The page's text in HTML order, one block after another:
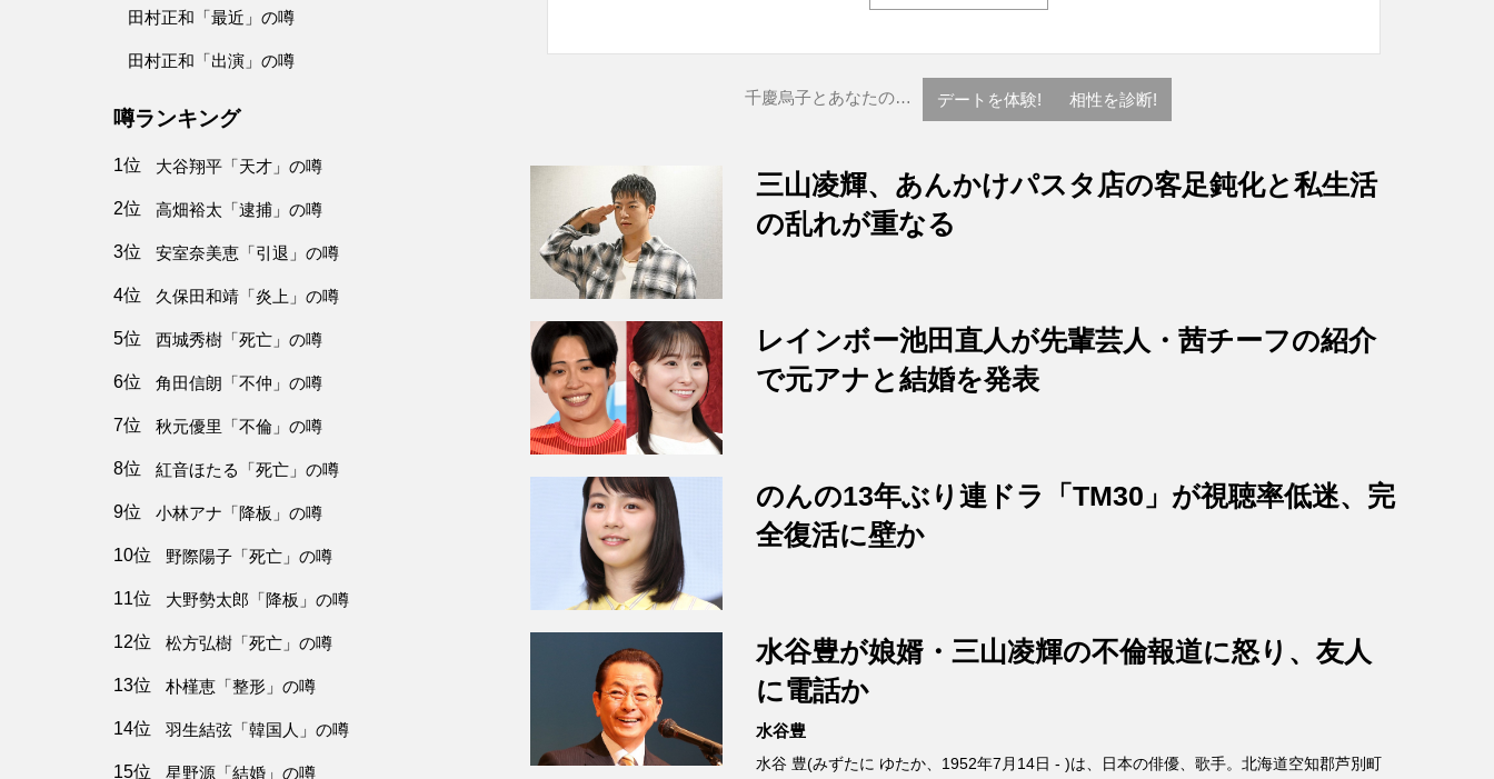
千慶烏子とあなたの… デートを体験! 相性を診断!
三山凌輝、あんかけパスタ店の客足鈍化と私生活
の乱れが重なる
レインボー池田直人が先輩芸人・茜チーフの紹介
で元アナと結婚を発表
のんの13年ぶり連ドラ「TM30」が視聴率低迷、完
全復活に壁か
水谷豊が娘婿・三山凌輝の不倫報道に怒り、友人
に電話か
水谷豊
水谷 豊(みずたに ゆたか、1952年7月14日 - )は、日本の俳優、歌手。北海道空知郡芦別町
田村正和「最近」の噂
田村正和「出演」の噂
噂ランキング
1位 大谷翔平「天才」の噂
2位 高畑裕太「逮捕」の噂
3位 安室奈美恵「引退」の噂
4位 久保田和靖「炎上」の噂
5位 西城秀樹「死亡」の噂
6位 角田信朗「不仲」の噂
7位 秋元優里「不倫」の噂
8位 紅音ほたる「死亡」の噂
9位 小林アナ「降板」の噂
10位 野際陽子「死亡」の噂
11位 大野勢太郎「降板」の噂
12位 松方弘樹「死亡」の噂
13位 朴槿恵「整形」の噂
14位 羽生結弦「韓国人」の噂
15位 星野源「結婚」の噂